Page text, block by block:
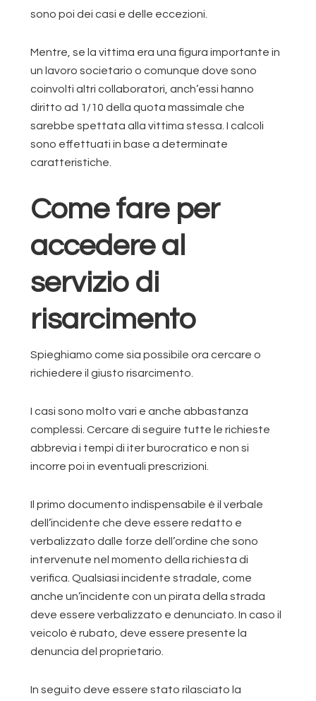
sono poi dei casi e delle eccezioni.
Mentre, se la vittima era una figura importante in
un lavoro societario o comunque dove sono
coinvolti altri collaboratori, anch’essi hanno
diritto ad 1/10 della quota massimale che
sarebbe spettata alla vittima stessa. I calcoli
sono effettuati in base a determinate
caratteristiche.
Come fare per
accedere al
servizio di
risarcimento
Spieghiamo come sia possibile ora cercare o
richiedere il giusto risarcimento.
I casi sono molto vari e anche abbastanza
complessi. Cercare di seguire tutte le richieste
abbrevia i tempi di iter burocratico e non si
incorre poi in eventuali prescrizioni.
Il primo documento indispensabile è il verbale
dell’incidente che deve essere redatto e
verbalizzato dalle forze dell’ordine che sono
intervenute nel momento della richiesta di
verifica. Qualsiasi incidente stradale, come
anche un’incidente con un pirata della strada
deve essere verbalizzato e denunciato. In caso il
veicolo è rubato, deve essere presente la
denuncia del proprietario.
In seguito deve essere stato rilasciato la